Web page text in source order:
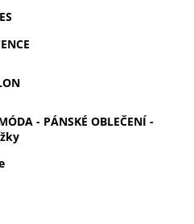
- PÁNSKÉ OBLEČENÍ -